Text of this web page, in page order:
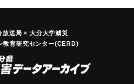
放送局 × 大分大学減災
教育研究センター(CERD)